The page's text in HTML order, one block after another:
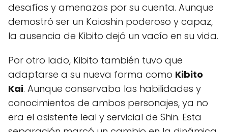
desafíos y amenazas por su cuenta. Aunque
demostró ser un Kaioshin poderoso y capaz,
la ausencia de Kibito dejó un vacío en su vida.
Por otro lado, Kibito también tuvo que
adaptarse a su nueva forma como Kibito
Kai. Aunque conservaba las habilidades y
conocimientos de ambos personajes, ya no
era el asistente leal y servicial de Shin. Esta